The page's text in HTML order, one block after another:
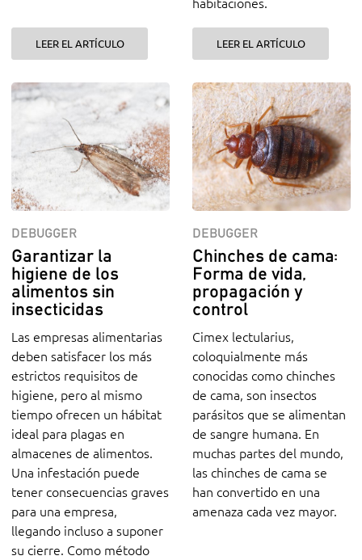
LEER EL ARTÍCULO LEER EL ARTÍCULO
DEBUGGER
Garantizar la
higiene de los
alimentos sin
insecticidas
Las empresas alimentarias
deben satisfacer los más
estrictos requisitos de
higiene, pero al mismo
tiempo ofrecen un hábitat
ideal para plagas en
almacenes de alimentos.
Una infestación puede
tener consecuencias graves
para una empresa,
llegando incluso a suponer
su cierre. Como método
DEBUGGER
Chinches de cama:
Forma de vida,
propagación y
control
Cimex lectularius,
coloquialmente más
conocidas como chinches
de cama, son insectos
parásitos que se alimentan
de sangre humana. En
muchas partes del mundo,
las chinches de cama se
han convertido en una
amenaza cada vez mayor.